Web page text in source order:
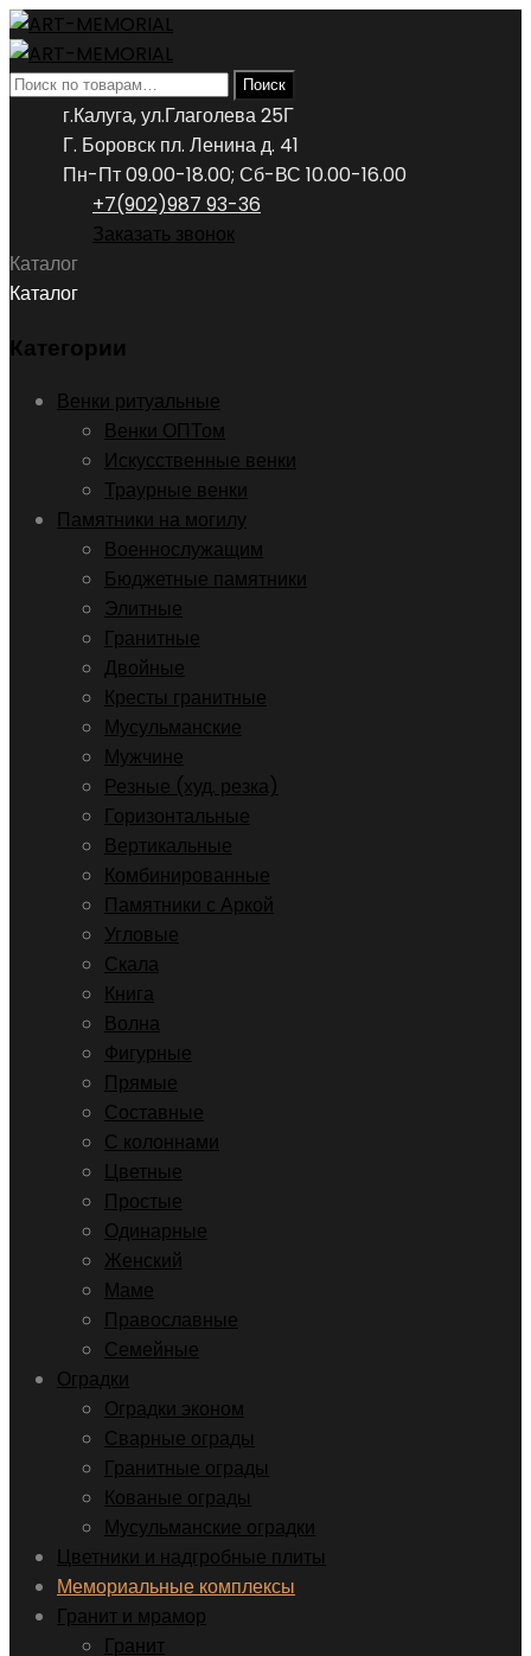
Искать: Поиск
г.Калуга, ул.Глаголева 25Г
Г. Боровск пл. Ленина д. 41
Пн-Пт 09.00-18.00; Сб-ВС 10.00-16.00
+7(902)987 93-36
Заказать звонок
Каталог
Каталог
Категории
Венки ритуальные
Венки ОПТом
Искусственные венки
Траурные венки
Памятники на могилу
Военнослужащим
Бюджетные памятники
Элитные
Гранитные
Двойные
Кресты гранитные
Мусульманские
Мужчине
Резные (худ. резка)
Горизонтальные
Вертикальные
Комбинированные
Памятники с Аркой
Угловые
Скала
Книга
Волна
Фигурные
Прямые
Составные
С колоннами
Цветные
Простые
Одинарные
Женский
Маме
Православные
Семейные
Оградки
Оградки эконом
Сварные ограды
Гранитные ограды
Кованые ограды
Мусульманские оградки
Цветники и надгробные плиты
Мемориальные комплексы
Гранит и мрамор
Гранит